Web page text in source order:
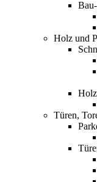
Holz und
Türen,